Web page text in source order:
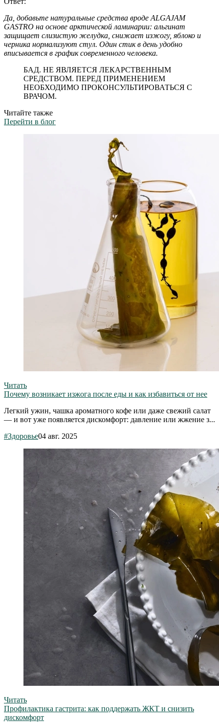
Да, добавьте натуральные средства вроде ALGAJAM
GASTRO на основе арктической ламинарии: альгинат
защищает слизистую желудка, снижает изжогу, яблоко и
черника нормализуют стул. Один стик в день удобно
вписывается в график современного человека.
БАД. НЕ ЯВЛЯЕТСЯ ЛЕКАРСТВЕННЫМ
СРЕДСТВОМ. ПЕРЕД ПРИМЕНЕНИЕМ
НЕОБХОДИМО ПРОКОНСУЛЬТИРОВАТЬСЯ С
ВРАЧОМ.
Читайте также
Перейти в блог
Читать
Почему возникает изжога после еды и как избавиться от нее
Легкий ужин, чашка ароматного кофе или даже свежий салат
— и вот уже появляется дискомфорт: давление или жжение з...
#Здоровье04 авг. 2025
Читать
Профилактика гастрита: как поддержать ЖКТ и снизить
дискомфорт